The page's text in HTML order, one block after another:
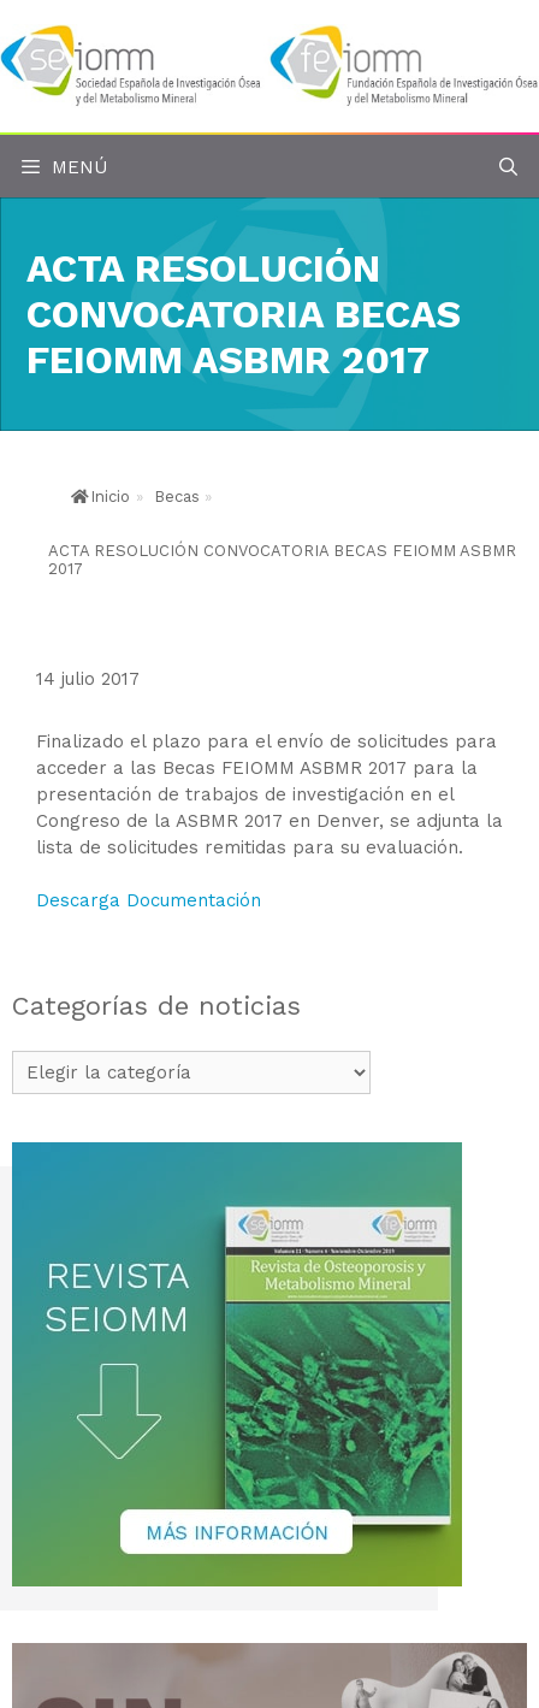
al
contenido
MENÚ
ACTA RESOLUCIÓN
CONVOCATORIA BECAS
FEIOMM ASBMR 2017
Inicio » Becas »
ACTA RESOLUCIÓN CONVOCATORIA BECAS FEIOMM ASBMR
2017
14 julio 2017
Finalizado el plazo para el envío de solicitudes para
acceder a las Becas FEIOMM ASBMR 2017 para la
presentación de trabajos de investigación en el
Congreso de la ASBMR 2017 en Denver, se adjunta la
lista de solicitudes remitidas para su evaluación.
Descarga Documentación
Categorías de noticias
Categorías
de